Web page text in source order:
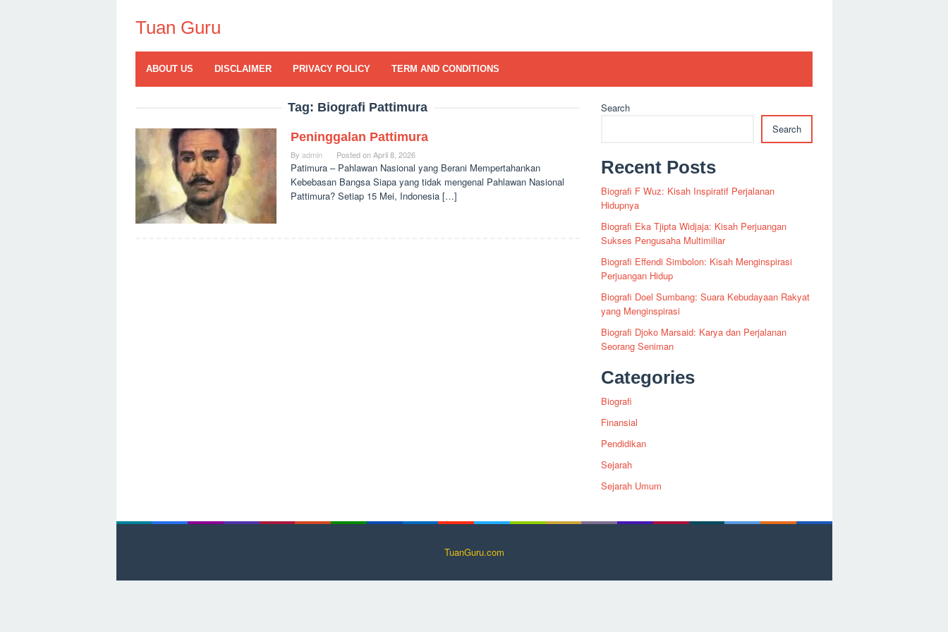
contentTuan Guru
ABOUT US DISCLAIMER PRIVACY POLICY TERM AND CONDITIONS
Tag: Biografi Pattimura
Peninggalan Pattimura
By admin Posted onApril 8, 2026
Patimura – Pahlawan Nasional yang Berani Mempertahankan
Kebebasan Bangsa Siapa yang tidak mengenal Pahlawan Nasional
Pattimura? Setiap 15 Mei, Indonesia […]
Search
Search
Recent Posts
Biografi F Wuz: Kisah Inspiratif Perjalanan
Hidupnya
Biografi Eka Tjipta Widjaja: Kisah Perjuangan
Sukses Pengusaha Multimiliar
Biografi Effendi Simbolon: Kisah Menginspirasi
Perjuangan Hidup
Biografi Doel Sumbang: Suara Kebudayaan Rakyat
yang Menginspirasi
Biografi Djoko Marsaid: Karya dan Perjalanan
Seorang Seniman
Categories
Biografi
Finansial
Pendidikan
Sejarah
Sejarah Umum
TuanGuru.com